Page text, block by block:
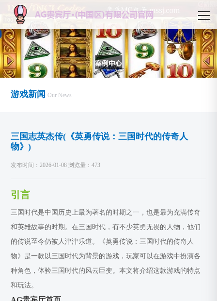
游戏新闻 Our News
三国志英杰传(《英勇传说：三国时代的传奇人
物》)
发布时间：2026-01-08 浏览量：473
引言
三国时代是中国历史上最为著名的时期之一，也是最为充满传奇
和英雄故事的时期。在三国时代，有不少英勇无畏的人物，他们
的传说至今仍被人津津乐道。《英勇传说：三国时代的传奇人
物》是一款以三国时代为背景的游戏，玩家可以在游戏中扮演各
种角色，体验三国时代的风云巨变。本文将介绍这款游戏的特点
和玩法。